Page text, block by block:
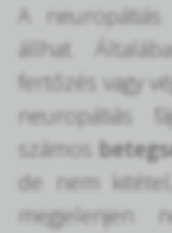
A
állhat.
fertőzés vagy
neuropátiás
számos
de nem
megjelenjen